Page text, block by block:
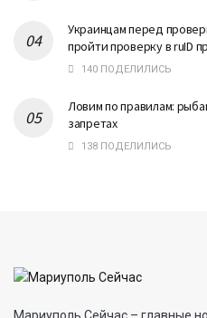
Украинцам перед
пройти проверку в ruID
140 ПОДЕЛИЛИСЬ
Ловим по правилам:
запретах
138 ПОДЕЛИЛИСЬ
Мариуполь Сейчас – главные